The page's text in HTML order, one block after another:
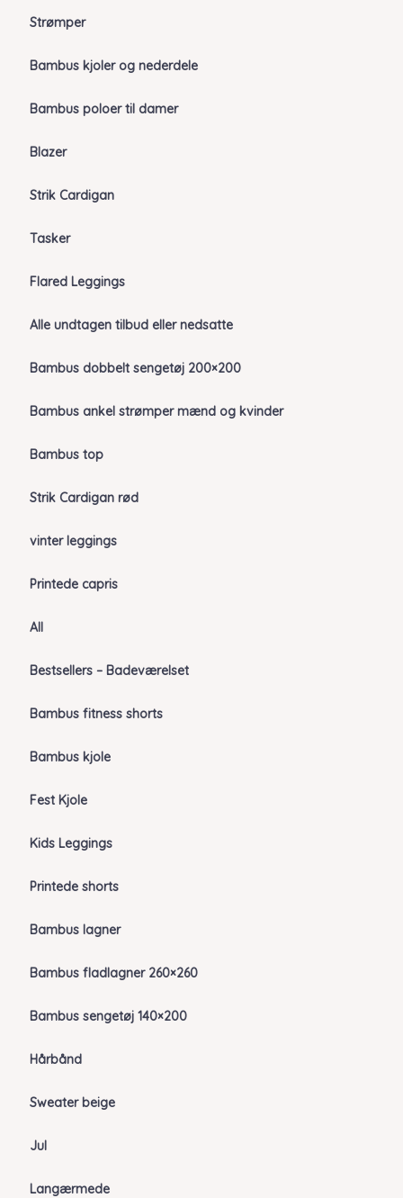
Strømper
Bambus kjoler og nederdele
Bambus poloer til damer
Blazer
Strik Cardigan
Tasker
Flared Leggings
Alle undtagen tilbud eller nedsatte
Bambus dobbelt sengetøj 200×200
Bambus ankel strømper mænd og kvinder
Bambus top
Strik Cardigan rød
vinter leggings
Printede capris
All
Bestsellers – Badeværelset
Bambus fitness shorts
Bambus kjole
Fest Kjole
Kids Leggings
Printede shorts
Bambus lagner
Bambus fladlagner 260×260
Bambus sengetøj 140×200
Hårbånd
Sweater beige
Jul
Langærmede